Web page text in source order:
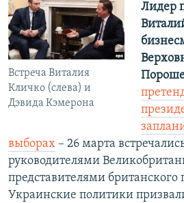
Встреча Виталия
Кличко (слева) и
Дэвида Кэмерона
Лидер
выборах – 26 марта
руководителями
представителями британского
Украинские политики